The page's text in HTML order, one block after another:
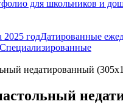
для школьников и
годДатированные
Специализированные
недатированный